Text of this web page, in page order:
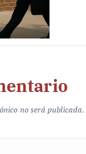
no será publicada.